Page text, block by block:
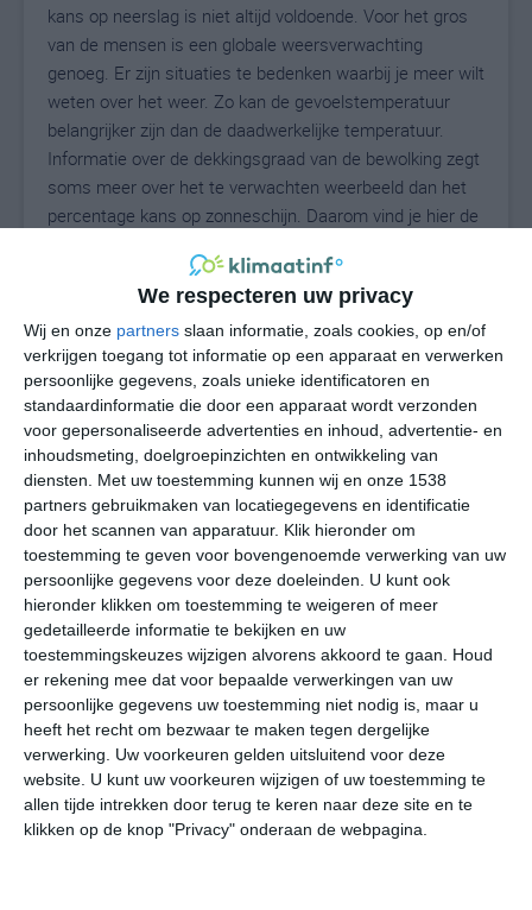
We respecteren uw privacy
Wij en onze partners slaan informatie, zoals cookies, op en/of
verkrijgen toegang tot informatie op een apparaat en verwerken
persoonlijke gegevens, zoals unieke identificatoren en
standaardinformatie die door een apparaat wordt verzonden
voor gepersonaliseerde advertenties en inhoud, advertentie- en
inhoudsmeting, doelgroepinzichten en ontwikkeling van
diensten. Met uw toestemming kunnen wij en onze 1538
partners gebruikmaken van locatiegegevens en identificatie
door het scannen van apparatuur. Klik hieronder om
toestemming te geven voor bovengenoemde verwerking van uw
persoonlijke gegevens voor deze doeleinden. U kunt ook
hieronder klikken om toestemming te weigeren of meer
gedetailleerde informatie te bekijken en uw
toestemmingskeuzes wijzigen alvorens akkoord te gaan. Houd
er rekening mee dat voor bepaalde verwerkingen van uw
persoonlijke gegevens uw toestemming niet nodig is, maar u
heeft het recht om bezwaar te maken tegen dergelijke
verwerking. Uw voorkeuren gelden uitsluitend voor deze
website. U kunt uw voorkeuren wijzigen of uw toestemming te
allen tijde intrekken door terug te keren naar deze site en te
klikken op de knop "Privacy" onderaan de webpagina.
kans op neerslag is niet altijd voldoende. Voor het gros
van de mensen is een globale weersverwachting
genoeg. Er zijn situaties te bedenken waarbij je meer wilt
weten over het weer. Zo kan de gevoelstemperatuur
belangrijker zijn dan de daadwerkelijke temperatuur.
Informatie over de dekkingsgraad van de bewolking zegt
soms meer over het te verwachten weerbeeld dan het
percentage kans op zonneschijn. Daarom vind je hier de
25°C
za
31° 20°
zo
31° 20°
ma
31° 20°
di
31° 20° 31°
23°C 21°C 22°C
02:00 05:00 08:00 11:00 14:00
02:00 05:00 08:00 11:00 14:00